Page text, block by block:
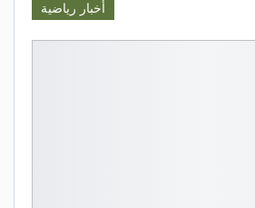
أخبار رياضية